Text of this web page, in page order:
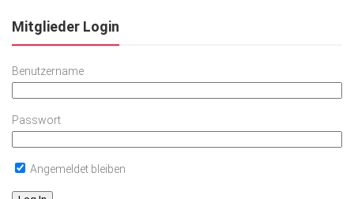
Mitglieder Login
Benutzername
Passwort
Angemeldet bleiben